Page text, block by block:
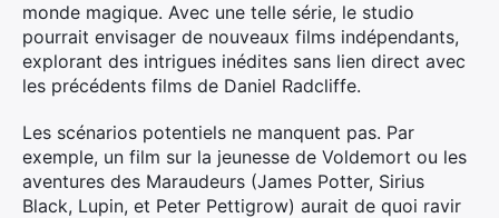
monde magique. Avec une telle série, le studio
pourrait envisager de nouveaux films indépendants,
explorant des intrigues inédites sans lien direct avec
les précédents films de Daniel Radcliffe.
Les scénarios potentiels ne manquent pas. Par
exemple, un film sur la jeunesse de Voldemort ou les
aventures des Maraudeurs (James Potter, Sirius
Black, Lupin, et Peter Pettigrow) aurait de quoi ravir